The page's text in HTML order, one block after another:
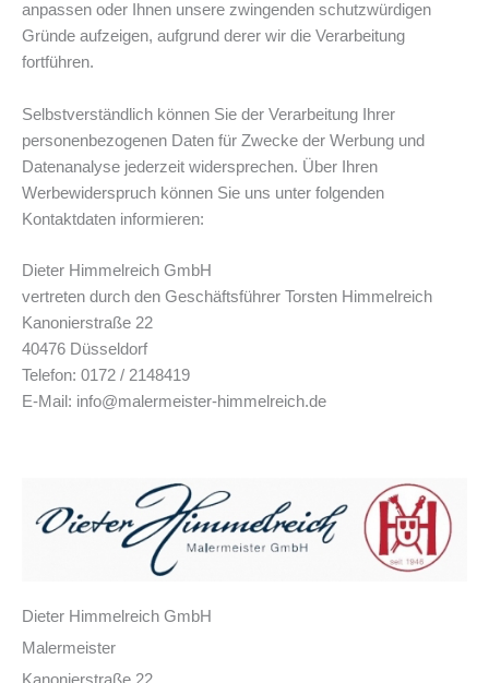
anpassen oder Ihnen unsere zwingenden schutzwürdigen
Gründe aufzeigen, aufgrund derer wir die Verarbeitung
fortführen.
Selbstverständlich können Sie der Verarbeitung Ihrer
personenbezogenen Daten für Zwecke der Werbung und
Datenanalyse jederzeit widersprechen. Über Ihren
Werbewiderspruch können Sie uns unter folgenden
Kontaktdaten informieren:
Dieter Himmelreich GmbH
vertreten durch den Geschäftsführer Torsten Himmelreich
Kanonierstraße 22
40476 Düsseldorf
Telefon: 0172 / 2148419
E-Mail: info@malermeister-himmelreich.de
Dieter Himmelreich GmbH
Malermeister